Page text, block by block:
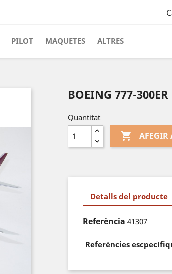
PILOT MAQUETES ALTRES
BOEING 777-300ER
Quantitat
 AFEGIR
Detalls del producte
Referència 41307
Referéncies